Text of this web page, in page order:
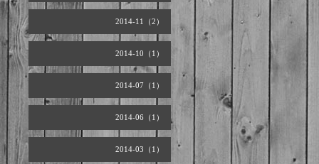
2014-11（2）
2014-10（1）
2014-07（1）
2014-06（1）
2014-03（1）